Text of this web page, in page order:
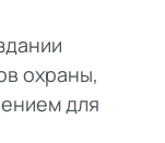
охраны,
для